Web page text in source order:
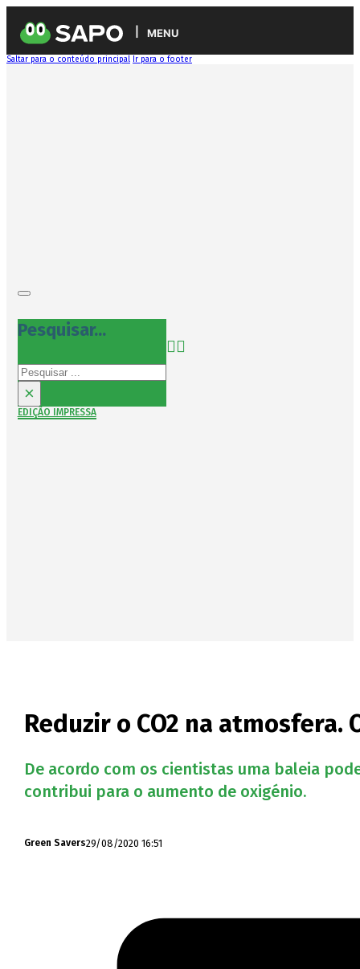
MENU
Saltar para o conteúdo principal Ir para o footer
Pesquisar...
Pesquisar
×
EDIÇÃO IMPRESSA
Reduzir o CO2 na
De acordo com os cientistas uma baleia
contribui para o aumento de oxigénio.
Green Savers29/08/2020 16:51